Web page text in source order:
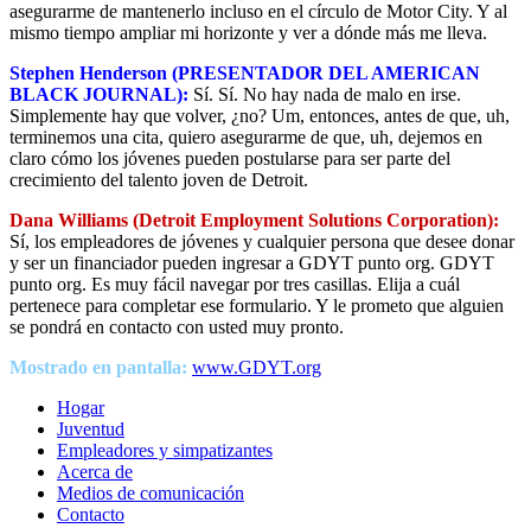
asegurarme de mantenerlo incluso en el círculo de Motor City. Y al
mismo tiempo ampliar mi horizonte y ver a dónde más me lleva.
Stephen Henderson (PRESENTADOR DEL AMERICAN
BLACK JOURNAL): Sí. Sí. No hay nada de malo en irse.
Simplemente hay que volver, ¿no? Um, entonces, antes de que, uh,
terminemos una cita, quiero asegurarme de que, uh, dejemos en
claro cómo los jóvenes pueden postularse para ser parte del
crecimiento del talento joven de Detroit.
Dana Williams (Detroit Employment Solutions Corporation):
Sí, los empleadores de jóvenes y cualquier persona que desee donar
y ser un financiador pueden ingresar a GDYT punto org. GDYT
punto org. Es muy fácil navegar por tres casillas. Elija a cuál
pertenece para completar ese formulario. Y le prometo que alguien
se pondrá en contacto con usted muy pronto.
Mostrado en pantalla: www.GDYT.org
Hogar
Juventud
Empleadores y simpatizantes
Acerca de
Medios de comunicación
Contacto